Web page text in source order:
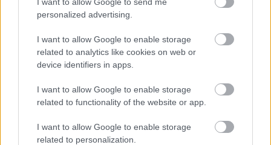
personalized advertising.
I want to allow Google to enable storage
related to analytics like cookies on web or
device identifiers in apps.
I want to allow Google to enable storage
related to functionality of the website or app.
I want to allow Google to enable storage
related to personalization.
például a szintén nálunk forgató Cynthia Nixon
kedvencét, aKét szerecsent
Bangkokot, a Villa Bagatelle-t, vagy a Szimplakertet,
esetleg az Instantot.
A következő anyag a kultúrára koncentrál, kisebb
kiállítótermekről, galériákról, művészeti
központokról olvashatunk, például a Vintage-ről, a
Trafóról vagy a Demóról, végül gyorsan elzavarják
az olvasót a Gerbeaud-ba és a New York Café-ba
sütit enni.